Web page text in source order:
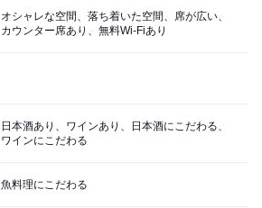
オシャレな空間、落ち着いた空間、席が広い、
カウンター席あり、無料Wi-Fiあり
日本酒あり、ワインあり、日本酒にこだわる、
ワインにこだわる
魚料理にこだわる